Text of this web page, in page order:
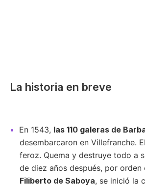
La historia en breve
En 1543, las 110 galeras de
desembarcaron en Villefranche.
feroz. Quema y destruye todo a
de diez años después, por orden
Filiberto de Saboya, se inició la